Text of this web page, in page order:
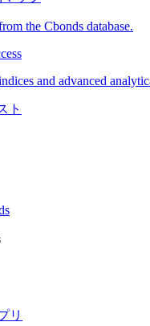
the Cbonds database.
and advanced
ト
リ